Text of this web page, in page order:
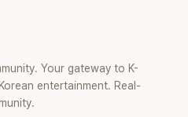
Your gateway to K-
entertainment. Real-